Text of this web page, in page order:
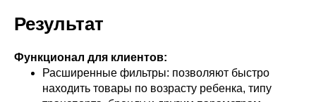
Результат
Функционал для клиентов:
Расширенные фильтры: позволяют быстро
находить товары по возрасту ребенка, типу